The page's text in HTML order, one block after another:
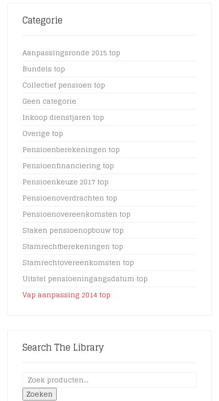
Categorie
Aanpassingsronde 2015 top
Bundels top
Collectief pensioen top
Geen categorie
Inkoop dienstjaren top
Overige top
Pensioenberekeningen top
Pensioenfinanciering top
Pensioenkeuze 2017 top
Pensioenoverdrachten top
Pensioenovereenkomsten top
Staken pensioenopbouw top
Stamrechtberekeningen top
Stamrechtovereenkomsten top
Uitstel pensioeningangsdatum top
Vap aanpassing 2014 top
Search The Library
Zoeken